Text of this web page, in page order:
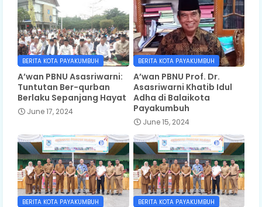
BERITA KOTA PAYAKUMBUH
A’wan PBNU Asasriwarni:
Tuntutan Ber-qurban
Berlaku Sepanjang Hayat
June 17, 2024
BERITA KOTA PAYAKUMBUH
A’wan PBNU Prof. Dr.
Asasriwarni Khatib Idul
Adha di Balaikota
Payakumbuh
June 15, 2024
BERITA KOTA PAYAKUMBUH BERITA KOTA PAYAKUMBUH